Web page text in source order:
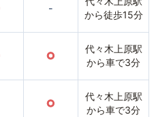
-
から徒歩15分
○
代々木上原駅
から車で3分
○
代々木上原駅
から車で3分